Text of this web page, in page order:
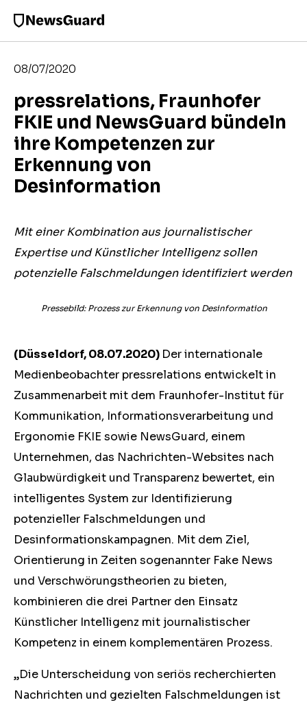
08/07/2020
pressrelations, Fraunhofer
FKIE und NewsGuard bündeln
ihre Kompetenzen zur
Erkennung von
Desinformation
Mit einer Kombination aus journalistischer
Expertise und Künstlicher Intelligenz sollen
potenzielle Falschmeldungen identifiziert werden
Pressebild: Prozess zur Erkennung von Desinformation
(Düsseldorf, 08.07.2020) Der internationale
Medienbeobachter pressrelations entwickelt in
Zusammenarbeit mit dem Fraunhofer-Institut für
Kommunikation, Informationsverarbeitung und
Ergonomie FKIE sowie NewsGuard, einem
Unternehmen, das Nachrichten-Websites nach
Glaubwürdigkeit und Transparenz bewertet, ein
intelligentes System zur Identifizierung
potenzieller Falschmeldungen und
Desinformationskampagnen. Mit dem Ziel,
Orientierung in Zeiten sogenannter Fake News
und Verschwörungstheorien zu bieten,
kombinieren die drei Partner den Einsatz
Künstlicher Intelligenz mit journalistischer
Kompetenz in einem komplementären Prozess.
„Die Unterscheidung von seriös recherchierten
Nachrichten und gezielten Falschmeldungen ist